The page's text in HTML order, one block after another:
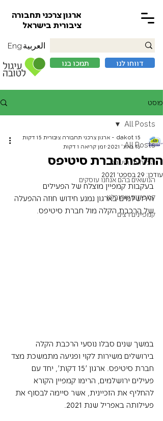
ארגון צרכני תחבורה
ציבורית בישראל
תמכו בנו דווחו לנו
العربية Eng
פוסט
All Posts
הצלחות והישגים
הנושאים בהם אנחנו עוסקים
קמפיינים שהובלנו
קמפיינים רצים
All Posts
החלפת חברת סיטיפס
15 dakot - ארגון צרכני תחבורה ציבורית 15 דקות
16 באוג׳ 2021
זמן קריאה 1 דקות
עודכן: 29 בספט׳ 2021
בעקבות קמפיין מוצלח של הפעילים
הירושלמים בארגון נמנע חידוש חוזה ההפעלה
של הרכבת הקלה מול חברת סיטיפס
במשך שנים סבלו נוסעי הרכבת הקלה
בירושלים משירות לקוי ופגיעה מתמשכת מצד
חברת סיטיפס. ארגון '15 דקות', יחד עם
פעילים ירושלמים, הרימו קמפיין הקורא
להחליף את הזכיינית, אשר סיימה לבסוף את
פעילותה באפריל שנת 2021.